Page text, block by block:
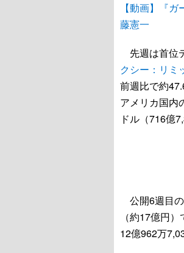
【動画】『
藤憲一
先週は首位
クシー：リミ
前週比で約
アメリカ国内
ドル（716億
公開6週目
（約17億円
12億962万